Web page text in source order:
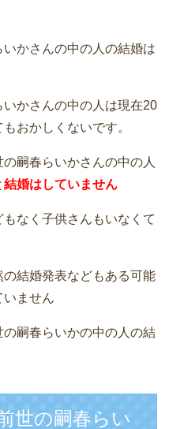
かさんの中の人の結婚は
かさんの中の人は現在20
おかしくないです。
嗣春らいかさんの中の人
結婚はしていません
なく子供さんもいなくて
結婚発表などもある可能
いません
嗣春らいかの中の人の結
世の嗣春らい